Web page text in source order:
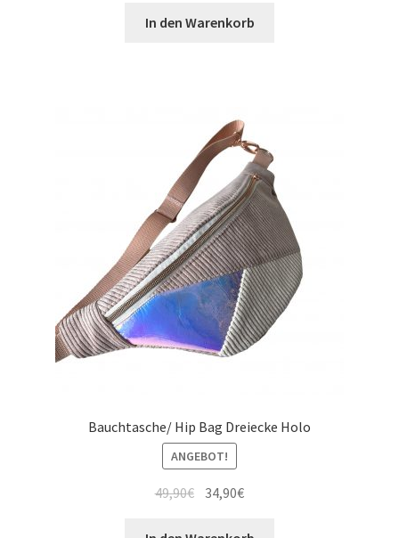
In den Warenkorb
Bauchtasche/ Hip Bag Dreiecke Holo
ANGEBOT!
49,90€ 34,90€